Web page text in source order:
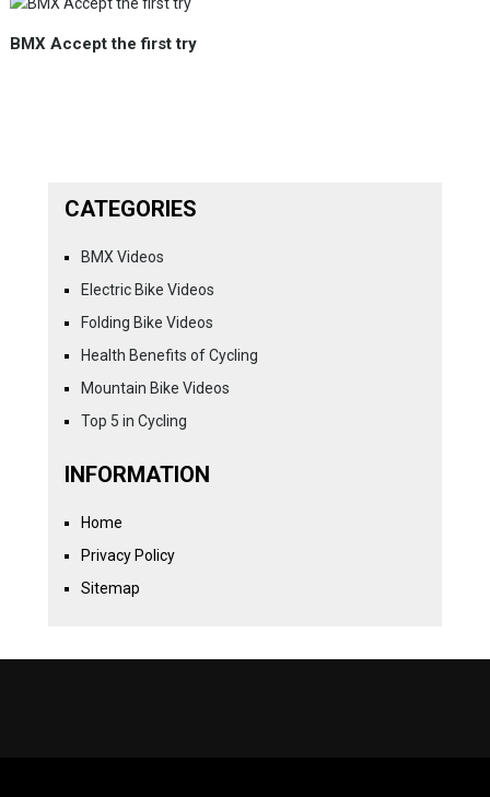
BMX Accept the first try
CATEGORIES
BMX Videos
Electric Bike Videos
Folding Bike Videos
Health Benefits of Cycling
Mountain Bike Videos
Top 5 in Cycling
INFORMATION
Home
Privacy Policy
Sitemap